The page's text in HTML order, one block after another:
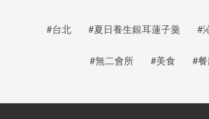
#台北 #夏日養生銀耳蓮子羹 #
#無二會所 #美食 #